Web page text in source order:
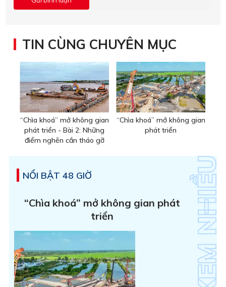
TIN CÙNG CHUYÊN MỤC
“Chìa khoá” mở không gian
phát triển - Bài 2: Những
điểm nghẽn cần tháo gỡ
“Chìa khoá” mở không gian
phát triển
NỔI BẬT 48 GIỜ
“Chìa khoá” mở không gian phát
triển